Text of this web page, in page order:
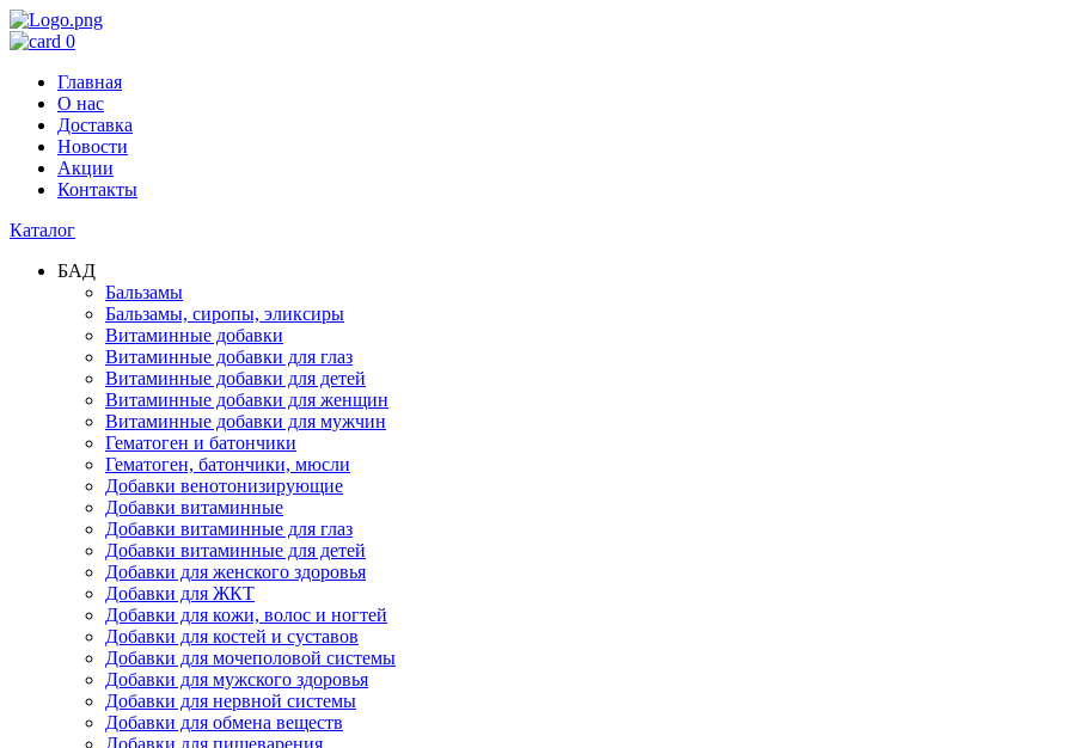
0
Главная
О нас
Доставка
Новости
Акции
Контакты
Каталог
БАД
Бальзамы
Бальзамы, сиропы, эликсиры
Витаминные добавки
Витаминные добавки для глаз
Витаминные добавки для детей
Витаминные добавки для женщин
Витаминные добавки для мужчин
Гематоген и батончики
Гематоген, батончики, мюсли
Добавки венотонизирующие
Добавки витаминные
Добавки витаминные для глаз
Добавки витаминные для детей
Добавки для женского здоровья
Добавки для ЖКТ
Добавки для кожи, волос и ногтей
Добавки для костей и суставов
Добавки для мочеполовой системы
Добавки для мужского здоровья
Добавки для нервной системы
Добавки для обмена веществ
Добавки для пищеварения